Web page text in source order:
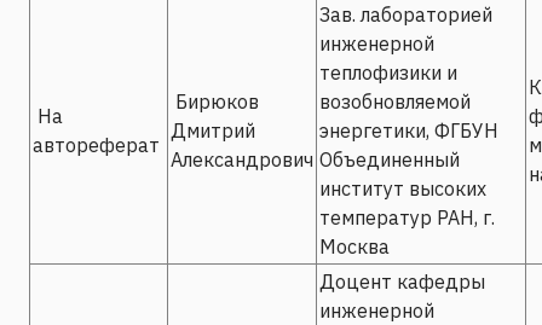
На
автореферат
Бирюков
Дмитрий
Александрович
Зав. лабораторией
инженерной
теплофизики и
возобновляемой
энергетики, ФГБУН
Объединенный
институт высоких
температур РАН, г.
Москва
Доцент кафедры
инженерной